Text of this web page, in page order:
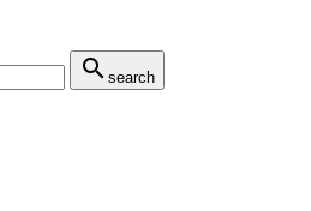
search search